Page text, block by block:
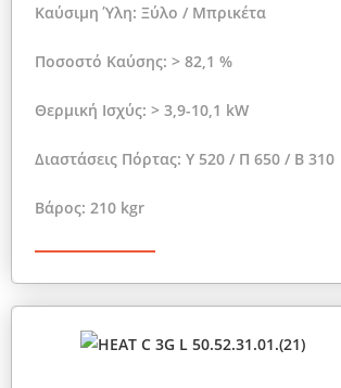
Καύσιμη Ύλη: Ξύλο / Μπρικέτα
Ποσοστό Καύσης: > 82,1 %
Θερμική Ισχύς: > 3,9-10,1 kW
Διαστάσεις Πόρτας: Y 520 / Π 650 / Β 310
Βάρος: 210 kgr